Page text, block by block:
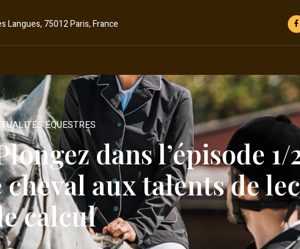
Langues, 75012 Paris, France
ÉQUESTRES
dans l’épisode 1/
aux talents de
calcul